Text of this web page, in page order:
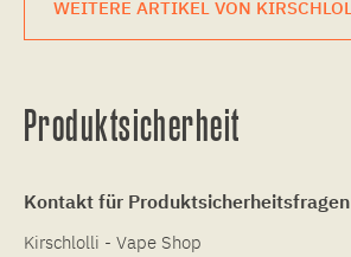
WEITERE ARTIKEL VON
Produktsicherheit
Kontakt für
Kirschlolli - Vape Shop